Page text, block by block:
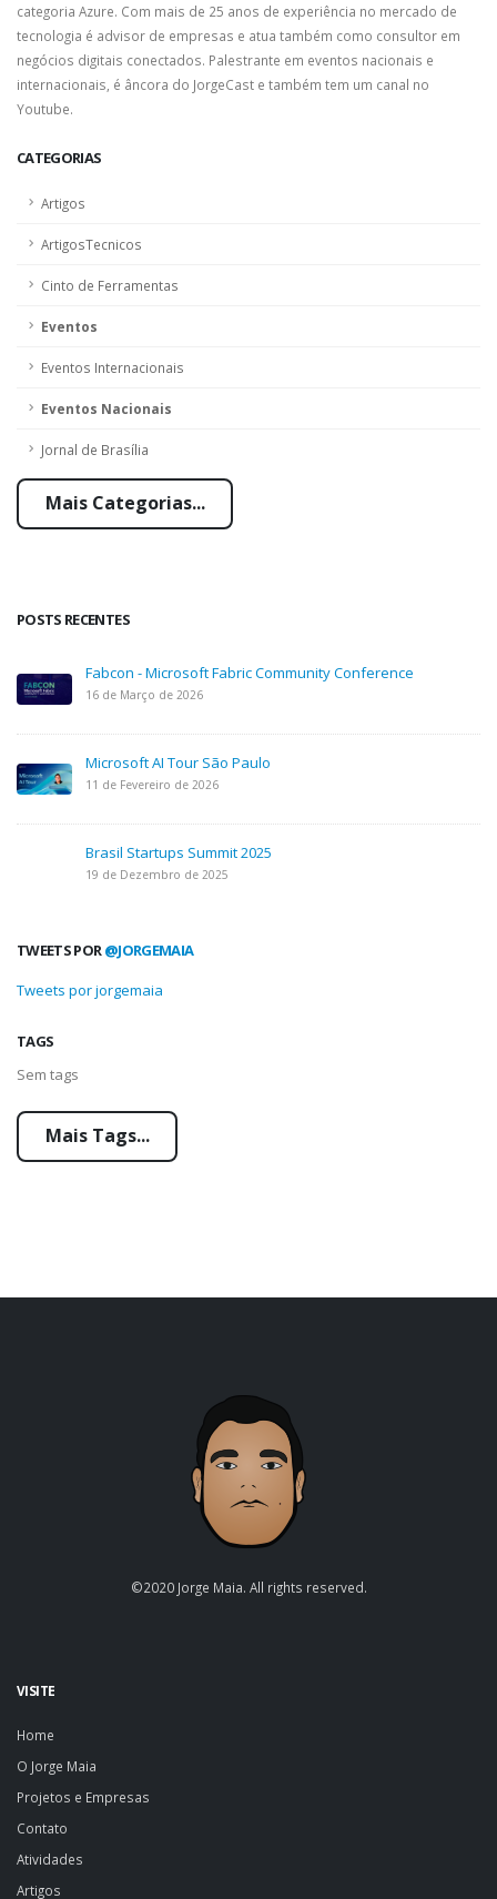
CATEGORIAS
Artigos
ArtigosTecnicos
Cinto de Ferramentas
Eventos
Eventos Internacionais
Eventos Nacionais
Jornal de Brasília
Mais Categorias...
POSTS RECENTES
Fabcon - Microsoft Fabric Community Conference
16 de Março de 2026
Microsoft AI Tour São Paulo
11 de Fevereiro de 2026
Brasil Startups Summit 2025
19 de Dezembro de 2025
TWEETS POR@JORGEMAIA
Tweets por jorgemaia
TAGS
Sem tags
Mais Tags...
categoria Azure. Com mais de 25 anos de experiência no mercado de
tecnologia é advisor de empresas e atua também como consultor em
negócios digitais conectados. Palestrante em eventos nacionais e
internacionais, é âncora do JorgeCast e também tem um canal no
Youtube.
©2020 Jorge Maia. All rights reserved.
VISITE
Home
O Jorge Maia
Projetos e Empresas
Contato
Atividades
Artigos